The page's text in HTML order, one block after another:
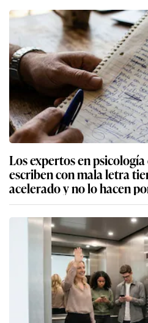
Los expertos en
escriben con mala letra
acelerado y no lo hacen